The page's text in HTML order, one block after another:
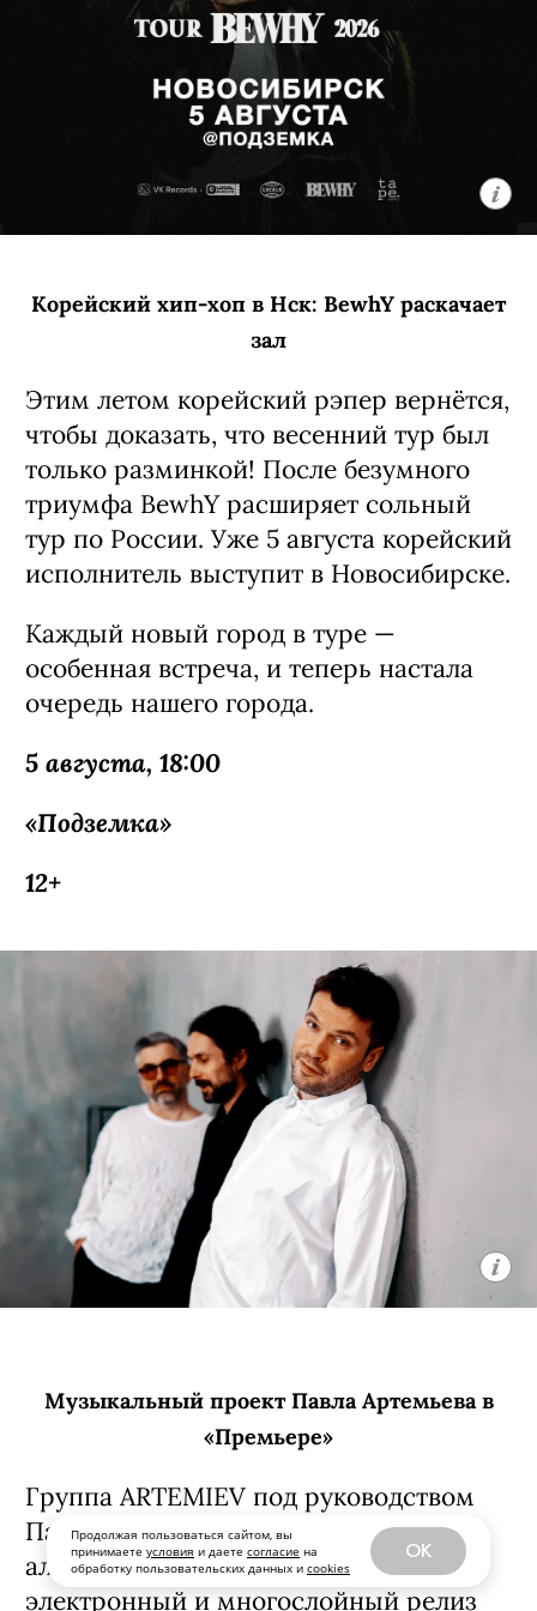
Продолжая пользоваться сайтом, вы
принимаете условия и даете согласие на
обработку пользовательских данных и cookies
OK
Корейский хип-хоп в Нск: BewhY раскачает
зал
Этим летом корейский рэпер вернётся,
чтобы доказать, что весенний тур был
только разминкой! После безумного
триумфа BewhY расширяет сольный
тур по России. Уже 5 августа корейский
исполнитель выступит в Новосибирске.
Каждый новый город в туре —
особенная встреча, и теперь настала
очередь нашего города.
5 августа, 18:00
«Подземка»
12+